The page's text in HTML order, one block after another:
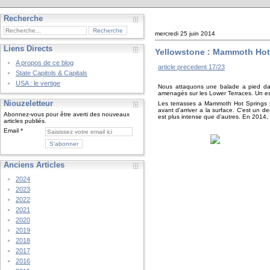
Recherche
Liens Directs
A propos de ce blog
State Capitols & Capitals
USA : le vertige
Niouzeletteur
Abonnez-vous pour être averti des nouveaux
articles publiés.
Email
Anciens Articles
2024
2023
2022
2021
2020
2019
2018
2017
2016
mercredi 25 juin 2014
Yellowstone : Mammoth
article precedent 17/23
Nous attaquons une balade a pied
amenagés sur les Lower Terraces. Un
Les terrasses a Mammoth Hot
avant d'arriver a la surface. C'est un
est plus intense que d'autres. En